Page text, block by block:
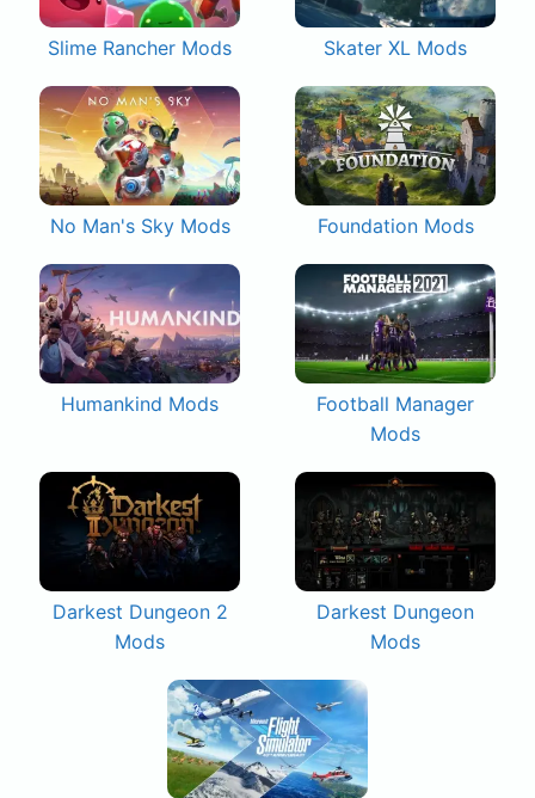
Slime Rancher Mods Skater XL Mods
No Man's Sky Mods Foundation Mods
Humankind Mods
Football Manager
Mods
Darkest Dungeon 2
Mods
Darkest Dungeon
Mods